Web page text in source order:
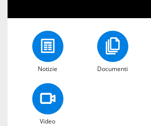
Notizie Documenti
Video